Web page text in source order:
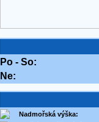
Po - So:
Ne:
Nadmořská výška: